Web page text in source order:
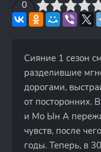
0
4 6 7 8 9
Сияние 1 сезон
разделившие
дорогами,
от посторонних.
и Мо Ын А
чувств, после
годы. Теперь, в